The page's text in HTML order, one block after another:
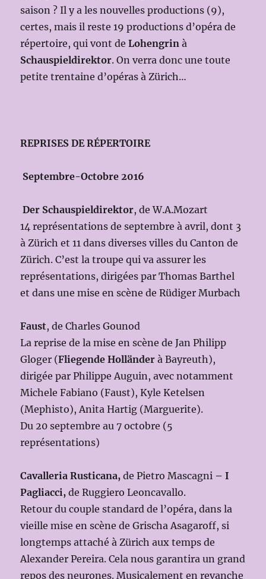
saison ? Il y a les nouvelles productions (9),
certes, mais il reste 19 productions d’opéra de
répertoire, qui vont deLohengrin à
Schauspieldirektor. On verra donc une toute
petite trentaine d’opéras à Zürich…
REPRISES DE RÉPERTOIRE
Septembre-Octobre 2016
Der Schauspieldirektor, de W.A.Mozart
14 représentations de septembre à avril, dont 3
à Zürich et 11 dans diverses villes du Canton de
Zürich. C’est la troupe qui va assurer les
représentations, dirigées par Thomas Barthel
et dans une mise en scène de Rüdiger Murbach
Faust, de Charles Gounod
La reprise de la mise en scène de Jan Philipp
Gloger (Fliegende Holländer à Bayreuth),
dirigée par Philippe Auguin, avec notamment
Michele Fabiano (Faust), Kyle Ketelsen
(Mephisto), Anita Hartig (Marguerite).
Du 20 septembre au 7 octobre (5
représentations)
Cavalleria Rusticana,de Pietro Mascagni – I
Pagliacci,de Ruggiero Leoncavallo.
Retour du couple standard de l’opéra, dans la
vieille mise en scène de Grischa Asagaroff, si
longtemps attaché à Zürich aux temps de
Alexander Pereira. Cela nous garantira un grand
repos des neurones. Musicalement en revanche